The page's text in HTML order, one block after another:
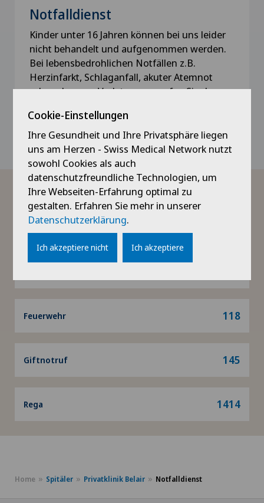
Notfalldienst
Kinder unter 16 Jahren können bei uns leider
nicht behandelt und aufgenommen werden.
Bei lebensbedrohlichen Notfällen z.B.
Herzinfarkt, Schlaganfall, akuter Atemnot
oder schweren Verletzungen rufen Sie den
Rettungsdienst 144
Notrufnummern
Notruf
Feuerwehr 118
Giftnotruf 145
Rega 1414
Home Spitäler Privatklinik Belair Notfalldienst
Cookie-Einstellungen
Ihre Gesundheit und Ihre Privatsphäre liegen
uns am Herzen - Swiss Medical Network nutzt
sowohl Cookies als auch
datenschutzfreundliche Technologien, um
Ihre Webseiten-Erfahrung optimal zu
gestalten. Erfahren Sie mehr in unserer
Datenschutzerklärung.
Ich akzeptiere nicht Ich akzeptiere